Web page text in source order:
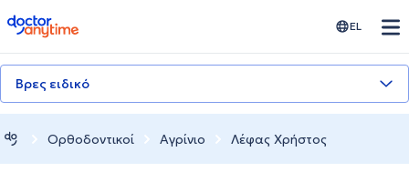
doctoranytime EL
Βρες ειδικό
Ορθοδοντικοί Αγρίνιο Λέφας Χρήστος